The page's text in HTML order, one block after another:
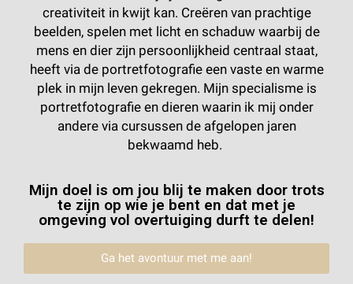
creativiteit in kwijt kan. Creëren van prachtige
beelden, spelen met licht en schaduw waarbij de
mens en dier zijn persoonlijkheid centraal staat,
heeft via de portretfotografie een vaste en warme
plek in mijn leven gekregen. Mijn specialisme is
portretfotografie en dieren waarin ik mij onder
andere via cursussen de afgelopen jaren
bekwaamd heb.
Mijn doel is om jou blij te maken door trots
te zijn op wie je bent en dat met je
omgeving vol overtuiging durft te delen!
Ga het avontuur met me aan!